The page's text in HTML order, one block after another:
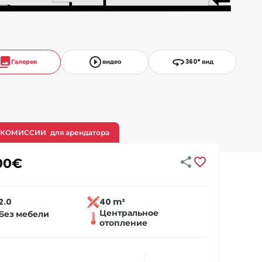
Галерея play_circle_outlineвидео 360360° вид
€  
КОМИССИИ для арендатора
40 m²
мебели
Центральное
отопление